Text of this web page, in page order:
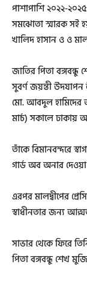
পাশাপাশি ২০২২-
সমঝোতা স্মারক সই
খালিদ হাসান ও ও
জাতির পিতা বঙ্গবন্ধু
সুবর্ণ জয়ন্তী
মো. আবদুল হামিদের
মার্চ) সকালে ঢাকায়
তাঁকে বিমানবন্দরে
গার্ড অব অনার
এরপর মালদ্বীপের
স্বাধীনতার জন্য
সাভার থেকে ফিরে
পিতা বঙ্গবন্ধু শেখ